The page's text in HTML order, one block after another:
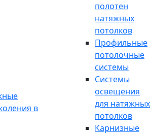
полотен
натяжных
потолков
Профильные
потолочные
системы
Системы
освещения
для натяжных
потолков
Карнизные